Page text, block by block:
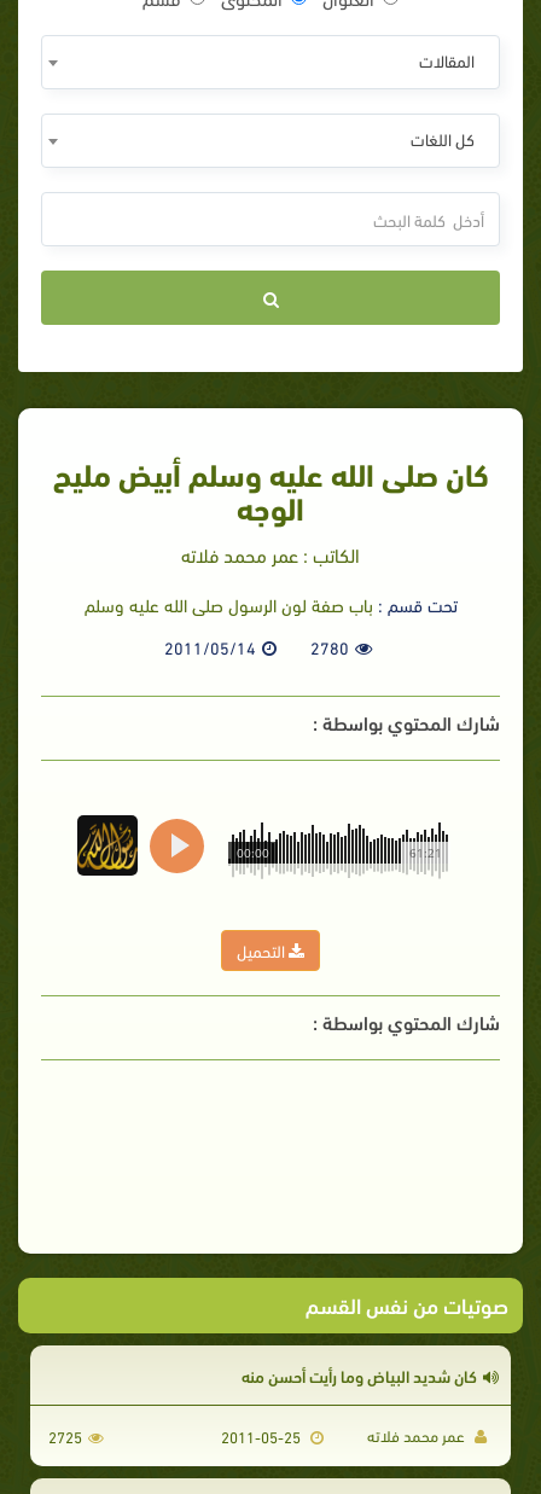
المقالات
كل اللغات
كان صلى الله عليه وسلم أبيض مليح
الوجه
الكاتب : عمر محمد فلاته
تحت قسم : باب صفة لون الرسول صلى الله عليه وسلم
2780
2011/05/14
شارك المحتوي بواسطة :
61:21
00:00
التحميل
شارك المحتوي بواسطة :
صوتيات من نفس القسم
كان شديد البياض وما رأيت أحسن منه
عمر محمد فلاته 2725